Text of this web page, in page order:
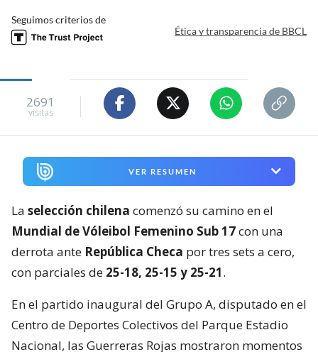
Seguimos criterios de
Ética y transparencia de BBCL
2691
visitas
VER RESUMEN
La selección chilena comenzó su camino en el
Mundial de Vóleibol Femenino Sub 17con una
derrota ante República Checa por tres sets a cero,
con parciales de 25-18, 25-15 y 25-21.
En el partido inaugural del Grupo A, disputado en el
Centro de Deportes Colectivos del Parque Estadio
Nacional, las Guerreras Rojas mostraron momentos